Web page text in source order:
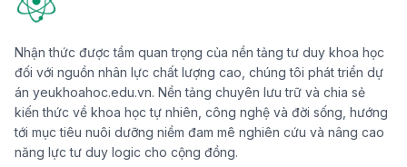
Nhận thức được tầm quan trọng của nền tảng tư duy khoa học
đối với nguồn nhân lực chất lượng cao, chúng tôi phát triển dự
án yeukhoahoc.edu.vn. Nền tảng chuyên lưu trữ và chia sẻ
kiến thức về khoa học tự nhiên, công nghệ và đời sống, hướng
tới mục tiêu nuôi dưỡng niềm đam mê nghiên cứu và nâng cao
năng lực tư duy logic cho cộng đồng.